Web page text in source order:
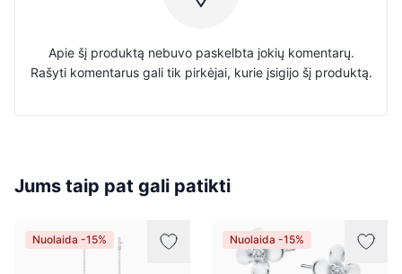
Apie šį produktą nebuvo paskelbta jokių komentarų.
Rašyti komentarus gali tik pirkėjai, kurie įsigijo šį produktą.
Jums taip pat gali patikti
Nuolaida -15% Nuolaida -15%